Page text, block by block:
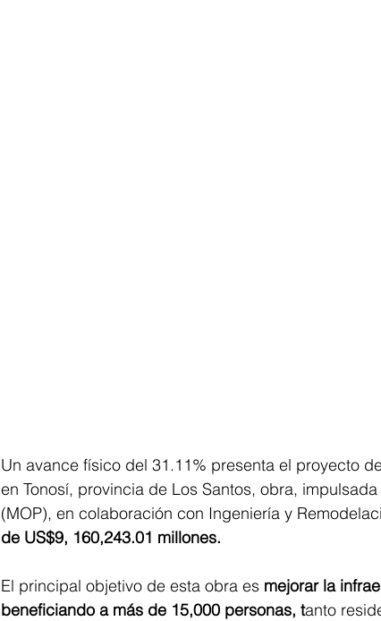
Un avance físico del 31.11% presenta el proyecto
en Tonosí, provincia de Los Santos, obra,
(MOP), en colaboración con Ingeniería y
de US$9, 160,243.01 millones.
El principal objetivo de esta obra es mejorar la
beneficiando a más de 15,000 personas, tanto